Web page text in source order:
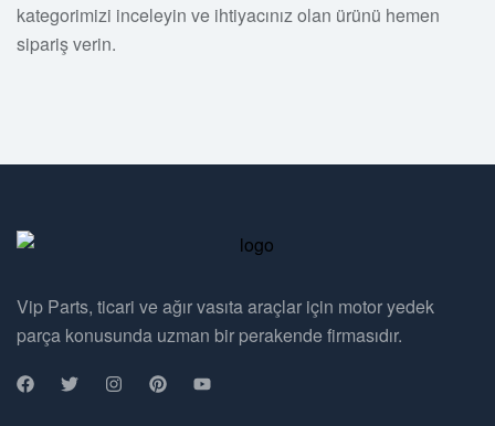
kategorimizi inceleyin ve ihtiyacınız olan ürünü hemen
sipariş verin.
Vip Parts, ticari ve ağır vasıta araçlar için motor yedek
parça konusunda uzman bir perakende firmasıdır.